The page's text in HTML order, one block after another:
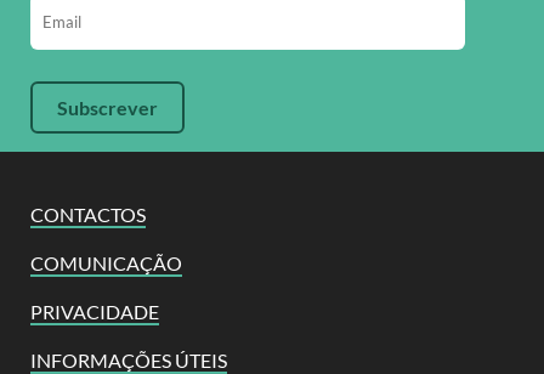
CONTACTOS
COMUNICAÇÃO
PRIVACIDADE
INFORMAÇÕES ÚTEIS